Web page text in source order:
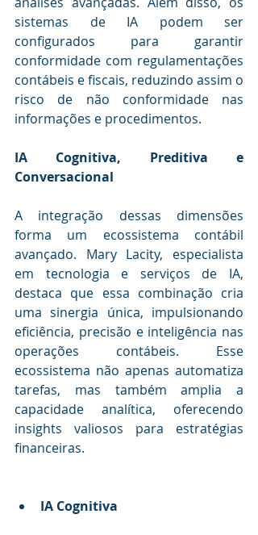
sistemas de IA podem ser
configurados para garantir
conformidade com regulamentações
contábeis e fiscais, reduzindo assim o
risco de não conformidade nas
informações e procedimentos.
IA Cognitiva, Preditiva e
Conversacional
A integração dessas dimensões
forma um ecossistema contábil
avançado. Mary Lacity, especialista
em tecnologia e serviços de IA,
destaca que essa combinação cria
uma sinergia única, impulsionando
eficiência, precisão e inteligência nas
operações contábeis. Esse
ecossistema não apenas automatiza
tarefas, mas também amplia a
capacidade analítica, oferecendo
insights valiosos para estratégias
financeiras.
IA Cognitiva